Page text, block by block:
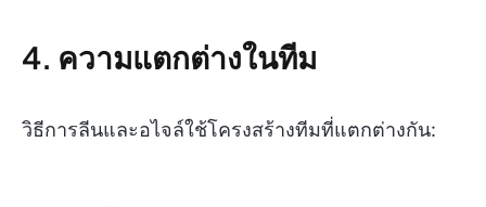
4. ความแตกต่างในทีม
วิธีการลีนและอไจล์ใช้โครงสร้างทีมที่แตกต่างกัน: